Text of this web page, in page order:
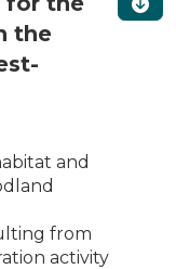
the
and
from
activity